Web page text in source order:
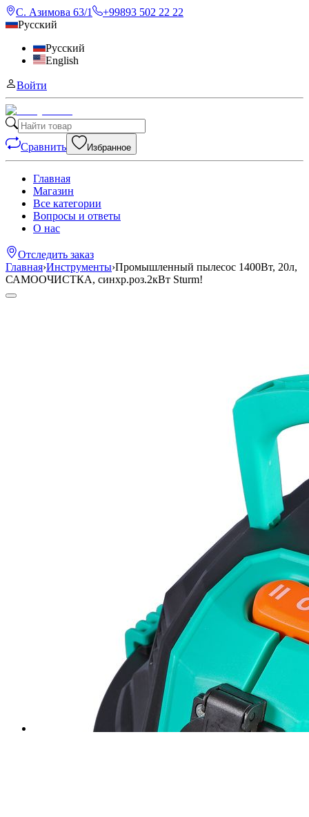
С. Азимова 63/1
+99893 502 22 22
Русский
Русский
English
Войти
Сравнить Избранное
Главная
Магазин
Все категории
Вопросы и ответы
О нас
Отследить заказ
Главная›Инструменты›Промышленный пылесос 1400Вт, 20л,
САМООЧИСТКА, синхр.роз.2кВт Sturm!